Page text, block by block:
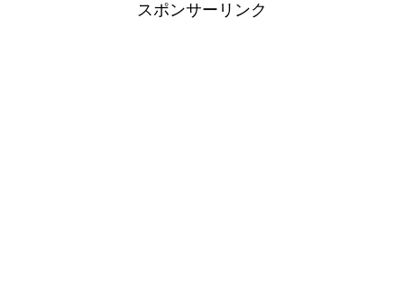
スポンサーリンク